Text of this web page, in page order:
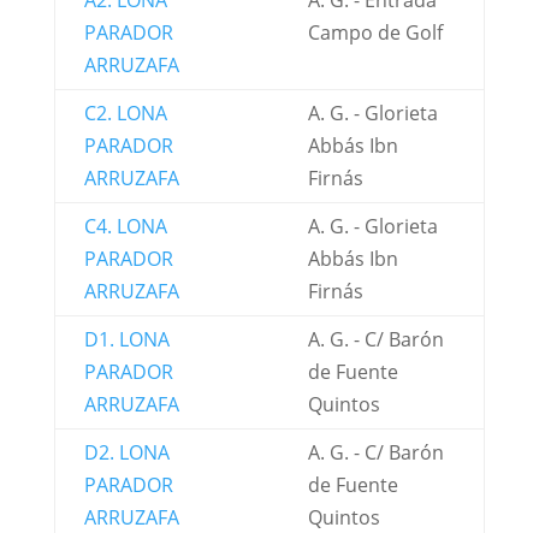
PARADOR
ARRUZAFA
Campo de Golf
C2. LONA
PARADOR
ARRUZAFA
A. G. - Glorieta
Abbás Ibn
Firnás
C4. LONA
PARADOR
ARRUZAFA
A. G. - Glorieta
Abbás Ibn
Firnás
D1. LONA
PARADOR
ARRUZAFA
A. G. - C/ Barón
de Fuente
Quintos
D2. LONA
PARADOR
ARRUZAFA
A. G. - C/ Barón
de Fuente
Quintos